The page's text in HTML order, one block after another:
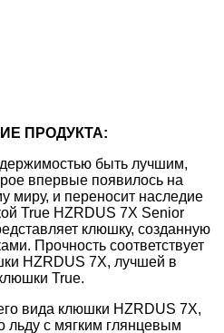
ПРОДУКТА:
быть лучшим,
впервые появилось на
миру, и переносит наследие
True HZRDUS 7X Senior
клюшку, созданную
Прочность соответствует
HZRDUS 7X, лучшей в
True.
вида клюшки HZRDUS 7X,
льду с мягким глянцевым